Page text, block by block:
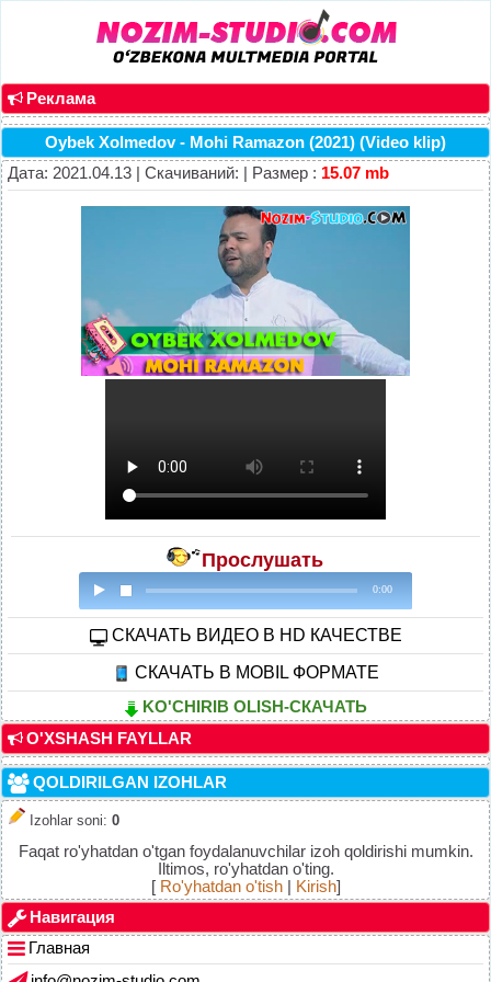
Реклама
Oybek Xolmedov - Mohi Ramazon (2021) (Video klip)
Дата: 2021.04.13 | Скачиваний: | Размер : 15.07 mb
Прослушать
0:00
CКАЧАТЬ ВИДЕО В HD КАЧЕСТВЕ
СКАЧАТЬ В MOBIL ФОРМАТЕ
KO'CHIRIB OLISH-СКАЧАТЬ
O'XSHASH FAYLLAR
QOLDIRILGAN IZOHLAR
Izohlar soni: 0
Faqat ro'yhatdan o'tgan foydalanuvchilar izoh qoldirishi mumkin.
Iltimos, ro'yhatdan o'ting.
[ Ro'yhatdan o'tish| Kirish]
Навигация
Главная